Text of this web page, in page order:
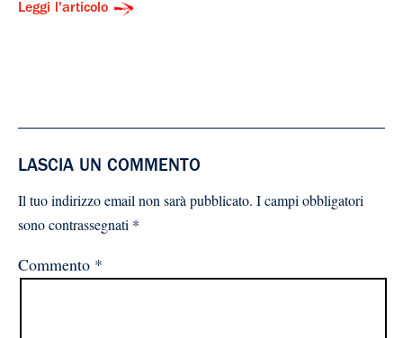
Leggi l'articolo
LASCIA UN COMMENTO
Il tuo indirizzo email non sarà pubblicato. I campi obbligatori
sono contrassegnati *
Commento *